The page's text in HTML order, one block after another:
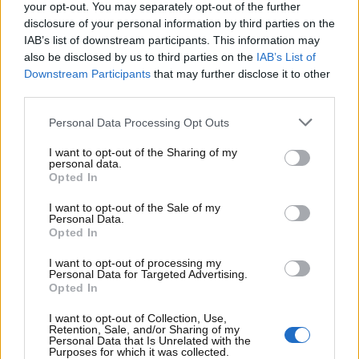
your opt-out. You may separately opt-out of the further
disclosure of your personal information by third parties on the
IAB’s list of downstream participants. This information may
also be disclosed by us to third parties on the IAB’s List of
Downstream Participants that may further disclose it to other
Personal Data Processing Opt Outs
I want to opt-out of the Sharing of my
personal data.
Opted In
I want to opt-out of the Sale of my
Personal Data.
Opted In
I want to opt-out of processing my
Personal Data for Targeted Advertising.
Opted In
I want to opt-out of Collection, Use,
Retention, Sale, and/or Sharing of my
Personal Data that Is Unrelated with the
Purposes for which it was collected.
dopo ben 35 cambi di posizione.
Bautista al via si porta davanti a Razgatlioglu che
però è in staccata alla prima curva va al comando e
allunga leggermente. Il campione del mondo però
torna davanti all’inizio del secondo, terzo e quarto
giro. La stella Yamaha resiste in staccata.
Al sesto giro Bautista riesce ad andare al comando
ma Toprak risponde in curva 5. Lo spagnolo al
settimo giro torna di nuovo in testa, resistendo poi
agli attacchi del turco all’esterno in curva 10 e 11.
Bautista al nono giro torna al comando alla prima
curva e ci resta fino a curva 13 quando il pilota
Yamaha si rimette davanti. Il campione del mondo si
rimette davanti a tutti andando verso la prima curva
e poi i due si scambiano le posizioni in curva 5.
All’inizio del 12° giro Bautista nelle prime tre curve